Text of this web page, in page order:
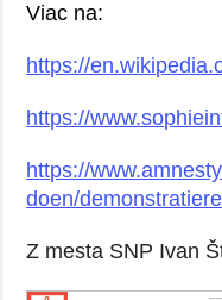
Viac na:
https://
https://
https://
doen/
Z mesta SNP Ivan